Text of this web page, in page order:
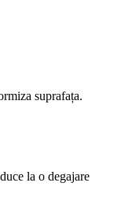
suprafața.
la o degajare